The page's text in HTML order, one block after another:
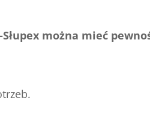
można mieć